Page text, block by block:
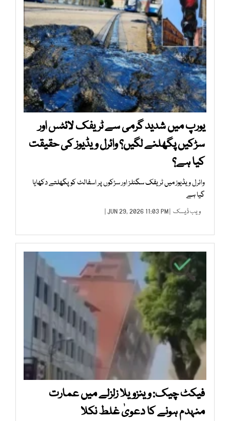
یورپ میں شدید گرمی سے ٹریفک لائٹس اور
سڑکیں پگھلنے لگیں؟ وائرل ویڈیوز کی حقیقت
کیا ہے؟
وائرل ویڈیوز میں ٹریفک سگنلز اور سڑکوں پر اسفالٹ کو پگھلتے دکھایا
گیا ہے
ویب ڈیسک | JUN 29, 2026 11:03 PM |
فیکٹ چیک: وینزویلا زلزلے میں عمارت
منہدم ہونے کا دعویٰ غلط نکلا